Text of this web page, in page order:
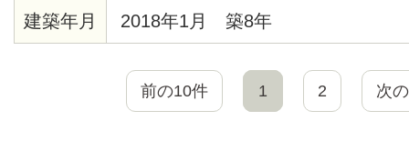
建築年月 2018年1月 築8年
前の10件 1 2 次